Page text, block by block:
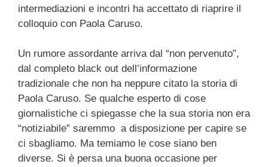
intermediazioni e incontri ha accettato di riaprire il
colloquio con Paola Caruso.
Un rumore assordante arriva dal “non pervenuto”,
dal completo black out dell’informazione
tradizionale che non ha neppure citato la storia di
Paola Caruso. Se qualche esperto di cose
giornalistiche ci spiegasse che la sua storia non era
“notiziabile” saremmo a disposizione per capire se
ci sbagliamo. Ma temiamo le cose siano ben
diverse. Si è persa una buona occasione per